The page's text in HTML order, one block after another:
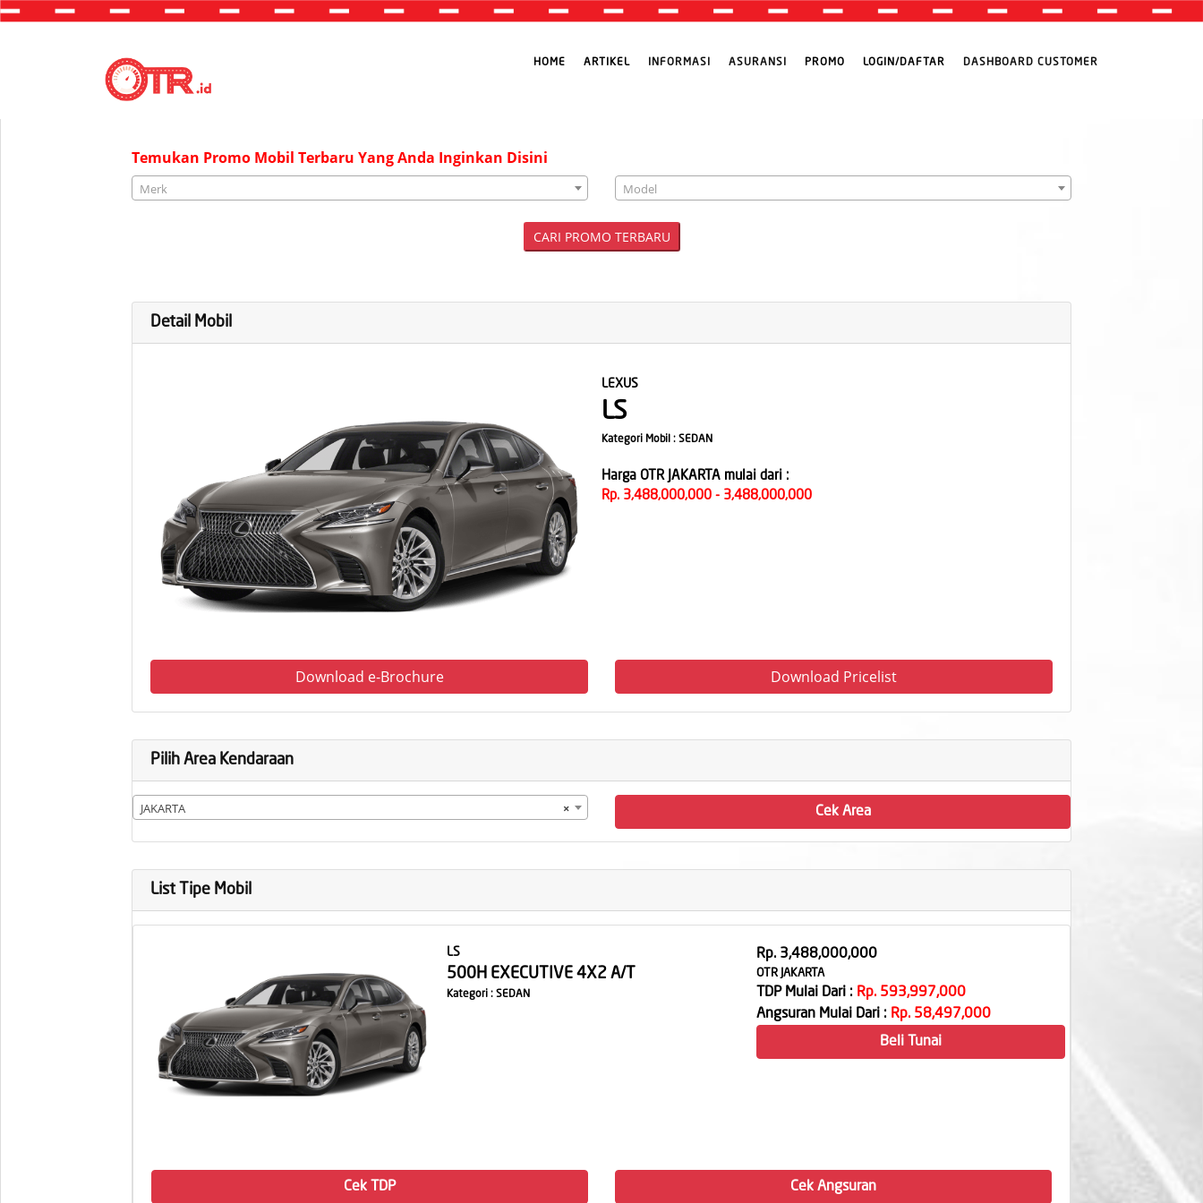
"JAKARTA"
HOME ARTIKEL INFORMASI ASURANSI PROMO LOGIN/DAFTAR DASHBOARD CUSTOMER
Temukan Promo Mobil Terbaru Yang Anda Inginkan Disini
Merk Model
CARI PROMO TERBARU
Detail Mobil
LEXUS
LS
Kategori Mobil : SEDAN
Harga OTR JAKARTA mulai dari :
Rp. 3,488,000,000 - 3,488,000,000
Download e-Brochure Download Pricelist
Pilih Area Kendaraan
×
JAKARTA Cek Area
List Tipe Mobil
LS
500H EXECUTIVE 4X2 A/T
Kategori : SEDAN
Rp. 3,488,000,000
OTR JAKARTA
TDP Mulai Dari : Rp. 593,997,000
Angsuran Mulai Dari : Rp. 58,497,000
Beli Tunai
Cek TDP Cek Angsuran